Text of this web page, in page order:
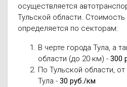
осуществляется
Тульской области. Стоимость
определяется по секторам:
В черте города Тула, а
области (до 20 км) - 300
По Тульской области,
Тула - 30 руб./км